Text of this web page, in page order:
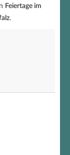
Feiertage im
.